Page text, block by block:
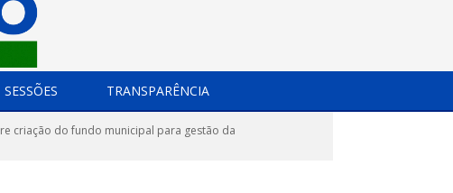
SESSÕES TRANSPARÊNCIA
criação do fundo municipal para gestão da